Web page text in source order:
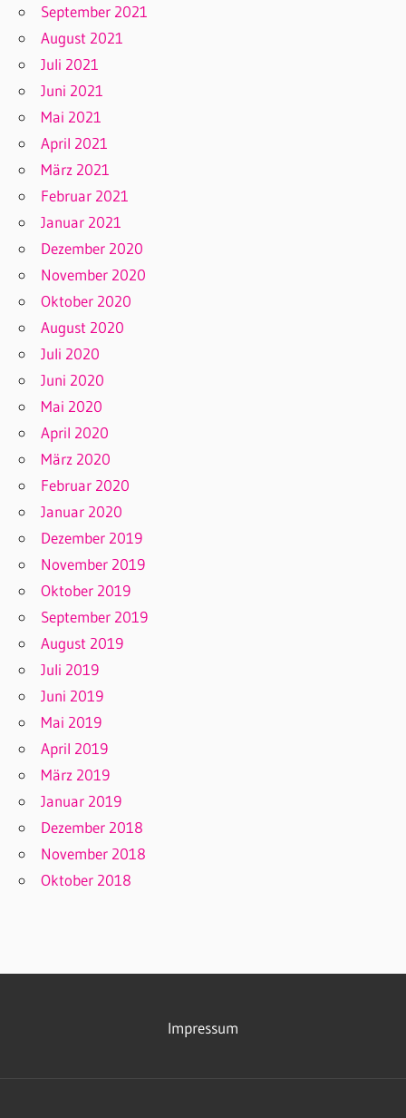
September 2021
August 2021
Juli 2021
Juni 2021
Mai 2021
April 2021
März 2021
Februar 2021
Januar 2021
Dezember 2020
November 2020
Oktober 2020
August 2020
Juli 2020
Juni 2020
Mai 2020
April 2020
März 2020
Februar 2020
Januar 2020
Dezember 2019
November 2019
Oktober 2019
September 2019
August 2019
Juli 2019
Juni 2019
Mai 2019
April 2019
März 2019
Januar 2019
Dezember 2018
November 2018
Oktober 2018
Impressum